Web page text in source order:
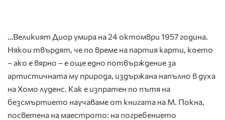
…Великият Диор умира на 24 октомври 1957 година.
Някои твърдят, че по време на партия карти, което
– ако е вярно – е още едно потвърждение за
артистичната му природа, издържана напълно в духа
на Хомо луденс. Как е изпратен по пътя на
безсмъртието научаваме от книгата на М. Покна,
посветена на маестрото: на погребението